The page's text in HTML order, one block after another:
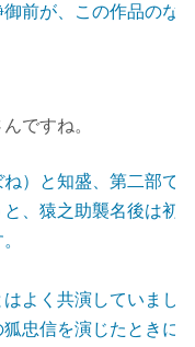
前が、この作品のな
ですね。
）と知盛、第二部で
、猿之助襲名後は初
よく共演していまし
忠信を演じたときに